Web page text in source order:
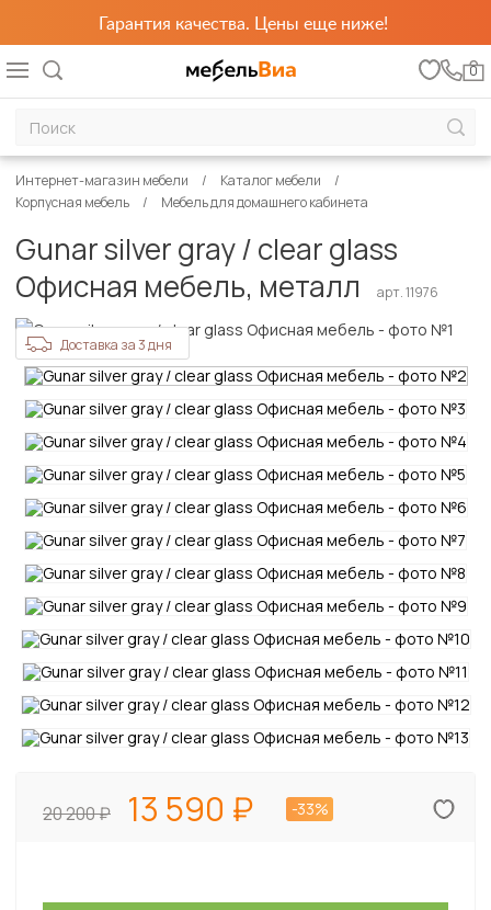
Гарантия качества. Цены еще ниже!
0
Интернет-магазин мебели
Каталог мебели
Корпусная мебель
Мебель для домашнего кабинета
Gunar silver gray / clear glass
Офисная мебель, металл
арт. 11976
Доставка за 3 дня
20 200 13 590 -33%